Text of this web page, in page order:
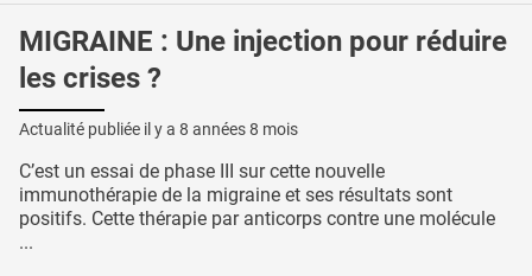
MIGRAINE : Une injection pour réduire
les crises ?
Actualité publiée il y a 8 années 8 mois
C’est un essai de phase III sur cette nouvelle
immunothérapie de la migraine et ses résultats sont
positifs. Cette thérapie par anticorps contre une molécule
...